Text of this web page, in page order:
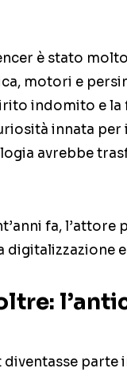
è stato
motori e
indomito e la
innata per
avrebbe
fa, l’attore
digitalizzazione
parte